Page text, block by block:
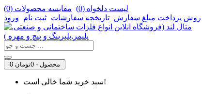
لیست دلخواه (0
) مقایسه محصولات (0
)
روش‌ پرداخت مبلغ سفارش تاریخچه سفارشات ثبت نام ورود
0 محصول - 0تومان
سبد خرید شما خالی است!